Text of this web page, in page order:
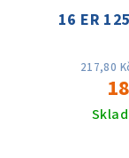
16 ER
217,80